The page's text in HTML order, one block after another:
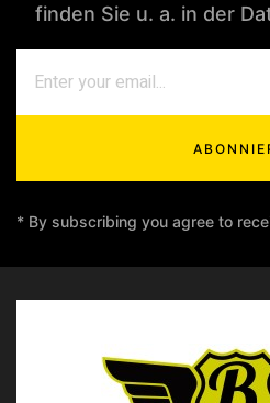
finden Sie u. a. in der
* By subscribing you agree to